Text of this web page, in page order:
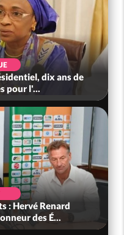
dix ans de
pour l'...
: Hervé Renard
des É...